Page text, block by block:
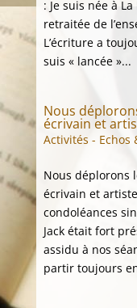
: Je suis née à
retraitée de
L’écriture a
suis « lancée »...
Nous
écrivain et
Activités - Echos
Nous déplorons
écrivain et
condoléances
Jack était fort
assidu à nos
partir toujours